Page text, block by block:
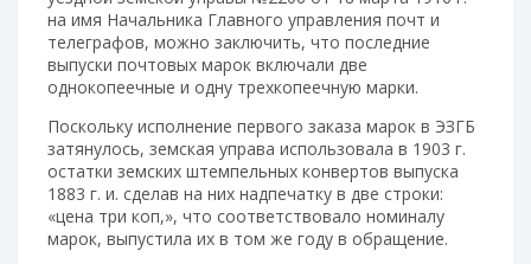
на имя Начальника Главного управления почт и
телеграфов, можно заключить, что последние
выпуски почтовых марок включали две
однокопеечные и одну трехкопеечную марки.
Поскольку исполнение первого заказа марок в ЭЗГБ
затянулось, земская управа использовала в 1903 г.
остатки земских штемпельных конвертов выпуска
1883 г. и. сделав на них надпечатку в две строки:
«цена три коп,», что соответствовало номиналу
марок, выпустила их в том же году в обращение.